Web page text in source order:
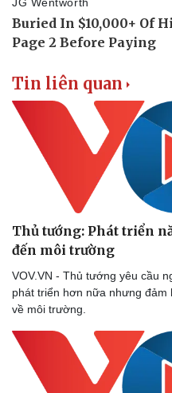
Tin liên quan
Thủ tướng: Phát triển
đến môi trường
VOV.VN - Thủ tướng yêu cầu
phát triển hơn nữa nhưng đảm
về môi trường.